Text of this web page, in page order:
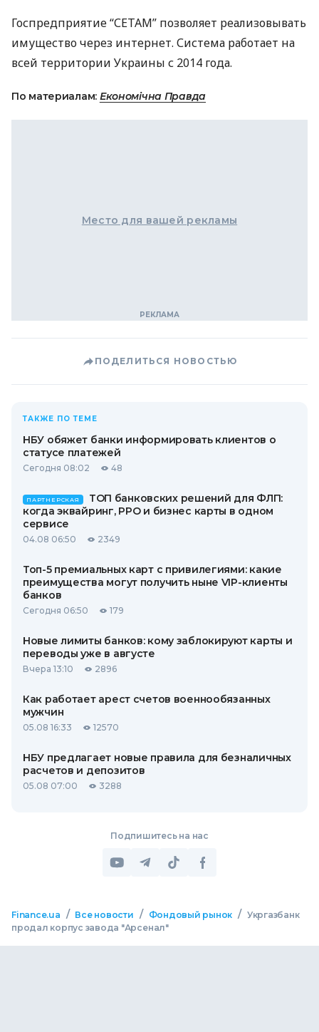
Госпредприятие “СЕТАМ” позволяет реализовывать
имущество через интернет. Система работает на
всей территории Украины с 2014 года.
По материалам: Економічна Правда
Место для вашей рекламы
ПОДЕЛИТЬСЯ НОВОСТЬЮ
ТАКЖЕ ПО ТЕМЕ
НБУ обяжет банки информировать клиентов о
статусе платежей
Сегодня 08:02 48
ПАРТНЕРСКАЯ
ТОП банковских решений для ФЛП:
когда эквайринг, РРО и бизнес карты в одном
сервисе
04.08 06:50 2349
Топ-5 премиальных карт с привилегиями: какие
преимущества могут получить ныне VIP-клиенты
банков
Сегодня 06:50 179
Новые лимиты банков: кому заблокируют карты и
переводы уже в августе
Вчера 13:10 2896
Как работает арест счетов военнообязанных
мужчин
05.08 16:33 12570
НБУ предлагает новые правила для безналичных
расчетов и депозитов
05.08 07:00 3288
Подпишитесь на нас
Finance.ua / Все новости / Фондовый рынок / Укргазбанк
продал корпус завода "Арсенал"